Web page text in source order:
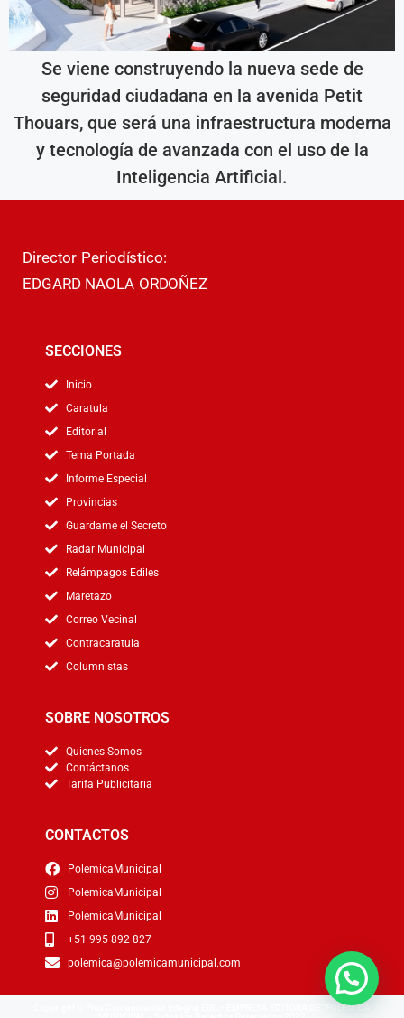
Se viene construyendo la nueva sede de
seguridad ciudadana en la avenida Petit
Thouars, que será una infraestructura moderna
y tecnología de avanzada con el uso de la
Inteligencia Artificial.
Director Periodístico:
EDGARD NAOLA ORDOÑEZ
SECCIONES
Inicio
Caratula
Editorial
Tema Portada
Informe Especial
Provincias
Guardame el Secreto
Radar Municipal
Relámpagos Ediles
Maretazo
Correo Vecinal
Contracaratula
Columnistas
SOBRE NOSOTROS
Quienes Somos
Contáctanos
Tarifa Publicitaria
CONTACTOS
PolemicaMunicipal
PolemicaMunicipal
PolemicaMunicipal
+51 995 892 827
polemica@polemicamunicipal.com
Copyright © Plus Comunicación Integral EIRL - EMPRESA EDITORA DE "POLEMICA